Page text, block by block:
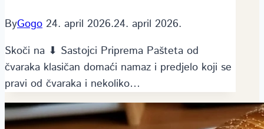
ByGogo 24. april 2026.24. april 2026.
Skoči na ⬇ Sastojci Priprema Pašteta od
čvaraka klasičan domaći namaz i predjelo koji se
pravi od čvaraka i nekoliko…